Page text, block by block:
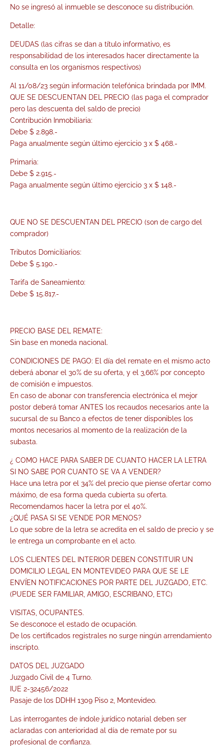
No se ingresó al inmueble se desconoce su distribución.
Detalle:
DEUDAS (las cifras se dan a título informativo, es
responsabilidad de los interesados hacer directamente la
consulta en los organismos respectivos)
Al 11/08/23 según información telefónica brindada por IMM.
QUE SE DESCUENTAN DEL PRECIO (las paga el comprador
pero las descuenta del saldo de precio)
Contribución Inmobiliaria:
Debe $ 2.898.-
Paga anualmente según último ejercicio 3 x $ 468.-
Primaria:
Debe $ 2.915.-
Paga anualmente según último ejercicio 3 x $ 148.-
QUE NO SE DESCUENTAN DEL PRECIO (son de cargo del
comprador)
Tributos Domiciliarios:
Debe $ 5.190.-
Tarifa de Saneamiento:
Debe $ 15.817.-
PRECIO BASE DEL REMATE:
Sin base en moneda nacional.
CONDICIONES DE PAGO: El día del remate en el mismo acto
deberá abonar el 30% de su oferta, y el 3,66% por concepto
de comisión e impuestos.
En caso de abonar con transferencia electrónica el mejor
postor deberá tomar ANTES los recaudos necesarios ante la
sucursal de su Banco a efectos de tener disponibles los
montos necesarios al momento de la realización de la
subasta.
¿ COMO HACE PARA SABER DE CUANTO HACER LA LETRA
SI NO SABE POR CUANTO SE VA A VENDER?
Hace una letra por el 34% del precio que piense ofertar como
máximo, de esa forma queda cubierta su oferta.
Recomendamos hacer la letra por el 40%.
¿QUÉ PASA SI SE VENDE POR MENOS?
Lo que sobre de la letra se acredita en el saldo de precio y se
le entrega un comprobante en el acto.
LOS CLIENTES DEL INTERIOR DEBEN CONSTITUIR UN
DOMICILIO LEGAL EN MONTEVIDEO PARA QUE SE LE
ENVÍEN NOTIFICACIONES POR PARTE DEL JUZGADO, ETC.
(PUEDE SER FAMILIAR, AMIGO, ESCRIBANO, ETC)
VISITAS, OCUPANTES.
Se desconoce el estado de ocupación.
De los certificados registrales no surge ningún arrendamiento
inscripto.
DATOS DEL JUZGADO
Juzgado Civil de 4 Turno.
IUE 2-32456/2022
Pasaje de los DDHH 1309 Piso 2, Montevideo.
Las interrogantes de índole jurídico notarial deben ser
aclaradas con anterioridad al día de remate por su
profesional de confianza.